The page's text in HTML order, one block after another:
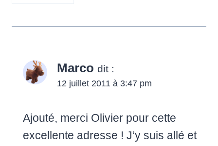
Marco dit :
12 juillet 2011 à 3:47 pm
Ajouté, merci Olivier pour cette
excellente adresse ! J’y suis allé et